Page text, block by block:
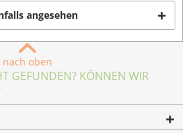
angesehen
nach oben
GEFUNDEN? KÖNNEN WIR